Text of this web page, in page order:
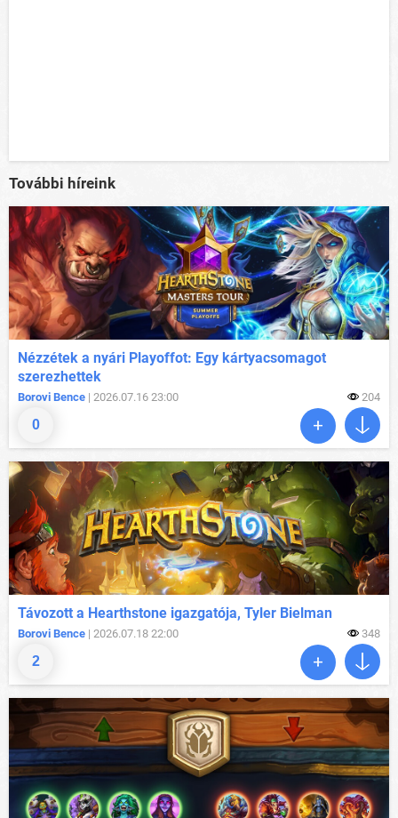
További híreink
0
Nézzétek a nyári Playoffot: Egy kártyacsomagot
szerezhettek
Borovi Bence | 2026.07.16 23:00 204
2
Távozott a Hearthstone igazgatója, Tyler Bielman
Borovi Bence | 2026.07.18 22:00 348